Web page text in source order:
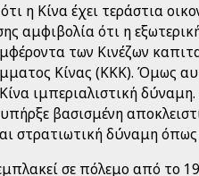
η Κίνα έχει τεράστια
αμφιβολία ότι η
των Κινέζων
Κίνας (ΚΚΚ). Όμως
ιμπεριαλιστική
βασισμένη
στρατιωτική δύναμη
σε πόλεμο από το